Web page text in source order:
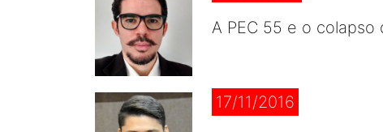
A PEC 55 e o colapso
17/11/2016